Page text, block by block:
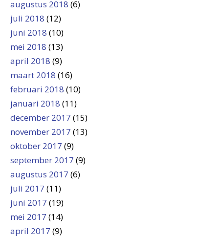
augustus 2018 (6)
juli 2018 (12)
juni 2018 (10)
mei 2018 (13)
april 2018 (9)
maart 2018 (16)
februari 2018 (10)
januari 2018 (11)
december 2017 (15)
november 2017 (13)
oktober 2017 (9)
september 2017 (9)
augustus 2017 (6)
juli 2017 (11)
juni 2017 (19)
mei 2017 (14)
april 2017 (9)